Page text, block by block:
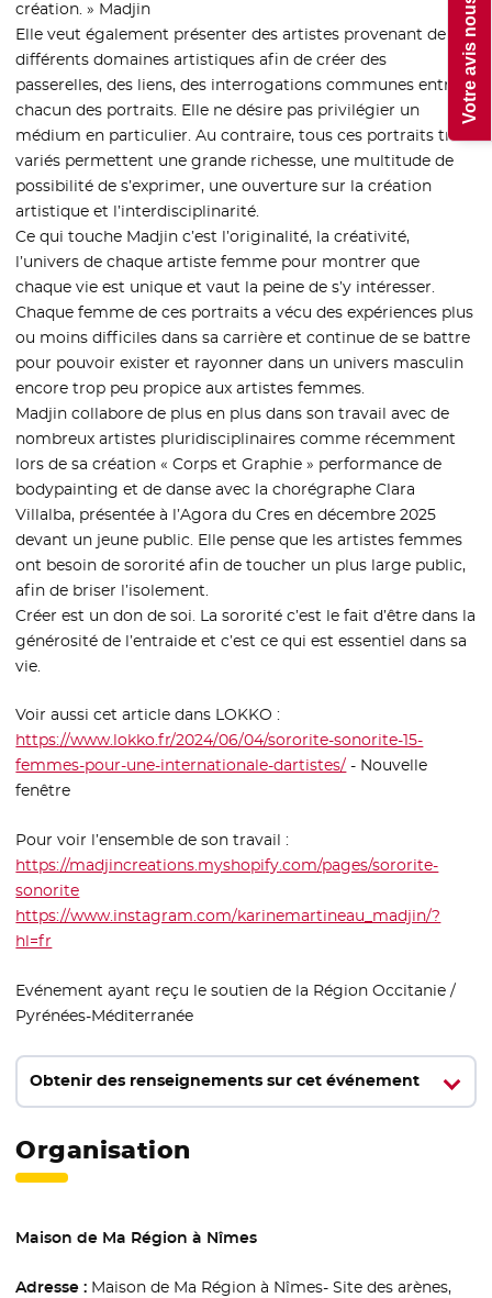
création. » Madjin
Elle veut également présenter des artistes provenant de
différents domaines artistiques afin de créer des
passerelles, des liens, des interrogations communes entre
chacun des portraits. Elle ne désire pas privilégier un
médium en particulier. Au contraire, tous ces portraits très
variés permettent une grande richesse, une multitude de
possibilité de s’exprimer, une ouverture sur la création
artistique et l’interdisciplinarité.
Ce qui touche Madjin c’est l’originalité, la créativité,
l’univers de chaque artiste femme pour montrer que
chaque vie est unique et vaut la peine de s’y intéresser.
Chaque femme de ces portraits a vécu des expériences plus
ou moins difficiles dans sa carrière et continue de se battre
pour pouvoir exister et rayonner dans un univers masculin
encore trop peu propice aux artistes femmes.
Madjin collabore de plus en plus dans son travail avec de
nombreux artistes pluridisciplinaires comme récemment
lors de sa création « Corps et Graphie » performance de
bodypainting et de danse avec la chorégraphe Clara
Villalba, présentée à l’Agora du Cres en décembre 2025
devant un jeune public. Elle pense que les artistes femmes
ont besoin de sororité afin de toucher un plus large public,
afin de briser l’isolement.
Créer est un don de soi. La sororité c’est le fait d’être dans la
générosité de l’entraide et c’est ce qui est essentiel dans sa
vie.
Voir aussi cet article dans LOKKO :
https://www.lokko.fr/2024/06/04/sororite-sonorite-15-
femmes-pour-une-internationale-dartistes/ - Nouvelle fenêtre
- Nouvelle
fenêtre
Pour voir l’ensemble de son travail :
https://madjincreations.myshopify.com/pages/sororite-
sonorite
https://www.instagram.com/karinemartineau_madjin/?
hl=fr
Evénement ayant reçu le soutien de la Région Occitanie /
Pyrénées-Méditerranée
Obtenir des renseignements sur cet événement
Organisation
Maison de Ma Région à Nîmes
Adresse : Maison de Ma Région à Nîmes- Site des arènes,